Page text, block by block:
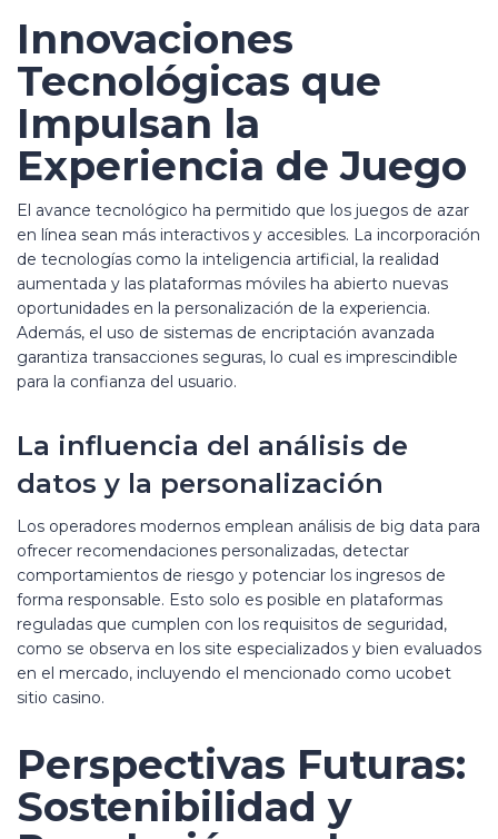
Innovaciones
Tecnológicas que
Impulsan la
Experiencia de Juego
El avance tecnológico ha permitido que los juegos de azar
en línea sean más interactivos y accesibles. La incorporación
de tecnologías como la inteligencia artificial, la realidad
aumentada y las plataformas móviles ha abierto nuevas
oportunidades en la personalización de la experiencia.
Además, el uso de sistemas de encriptación avanzada
garantiza transacciones seguras, lo cual es imprescindible
para la confianza del usuario.
La influencia del análisis de
datos y la personalización
Los operadores modernos emplean análisis de big data para
ofrecer recomendaciones personalizadas, detectar
comportamientos de riesgo y potenciar los ingresos de
forma responsable. Esto solo es posible en plataformas
reguladas que cumplen con los requisitos de seguridad,
como se observa en los site especializados y bien evaluados
en el mercado, incluyendo el mencionado como ucobet
sitio casino.
Perspectivas Futuras:
Sostenibilidad y